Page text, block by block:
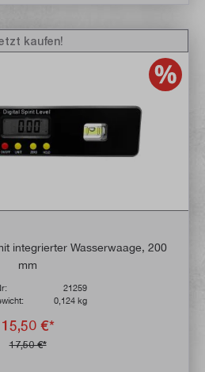
integrierter Wasserwaage, 200
mm
21259
0,124 kg
15,50 €*
17,50 €*
kaufen!